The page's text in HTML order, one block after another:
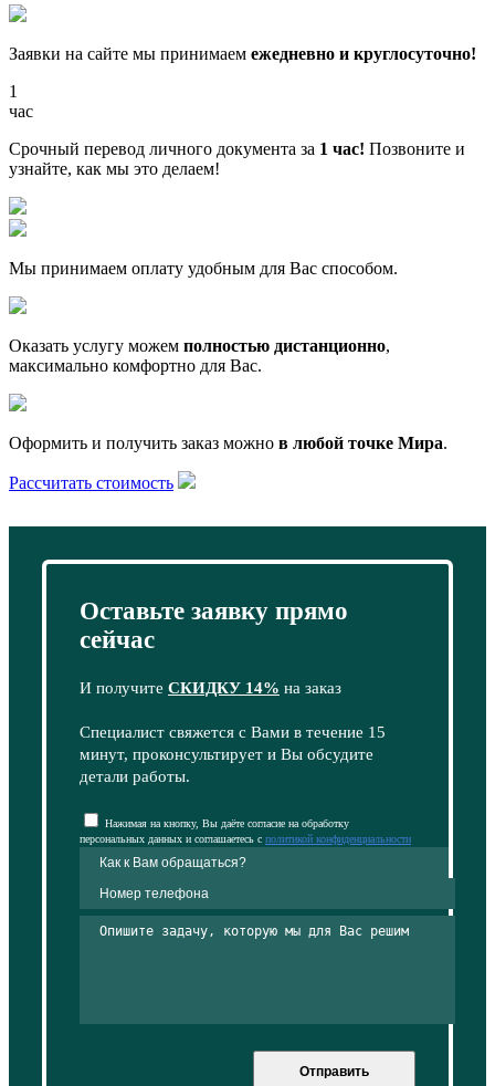
Заявки на сайте мы принимаем ежедневно и круглосуточно!
1
час
Срочный перевод личного документа за 1 час! Позвоните и
узнайте, как мы это делаем!
Мы принимаем оплату удобным для Вас способом.
Оказать услугу можем полностью дистанционно,
максимально комфортно для Вас.
Оформить и получить заказ можно в любой точке Мира.
Рассчитать стоимость
Оставьте заявку прямо
сейчас
И получите СКИДКУ 14% на заказ
Специалист свяжется с Вами в течение 15
минут, проконсультирует и Вы обсудите
детали работы.
Нажимая на кнопку, Вы даёте согласие на обработку
персональных данных и соглашаетесь с политикой конфиденциальности
Отправить